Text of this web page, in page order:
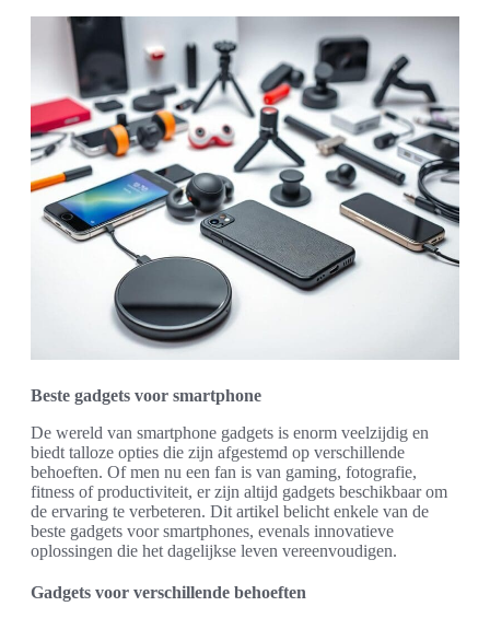
Beste gadgets voor smartphone
De wereld van smartphone gadgets is enorm veelzijdig en
biedt talloze opties die zijn afgestemd op verschillende
behoeften. Of men nu een fan is van gaming, fotografie,
fitness of productiviteit, er zijn altijd gadgets beschikbaar om
de ervaring te verbeteren. Dit artikel belicht enkele van de
beste gadgets voor smartphones, evenals innovatieve
oplossingen die het dagelijkse leven vereenvoudigen.
Gadgets voor verschillende behoeften